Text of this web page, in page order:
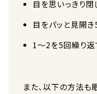
目を思いっきり
目をパッと見開
1～2を5回繰り返
また、以下の方法も